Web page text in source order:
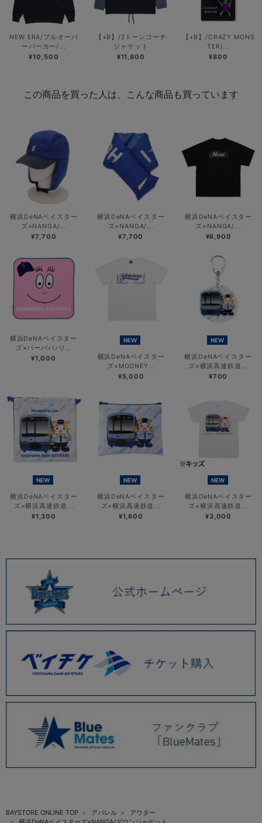
NEW ERA/プルオーバ
ーパーカー/...
¥10,500
【+B】/2トーンコーチ
ジャケット
¥11,800
【+B】/CRAZY MONS
TER/...
¥800
この商品を買った人は、こんな商品も買っています
横浜DeNAベイスター
ズ×NANGA/...
¥7,700
横浜DeNAベイスター
ズ×NANGA/...
¥7,700
横浜DeNAベイスター
ズ×NANGA/...
¥6,900
横浜DeNAベイスター
ズ×バーバパパ/...
¥1,000
NEW
横浜DeNAベイスター
ズ×MOONEY...
¥5,000
NEW
横浜DeNAベイスター
ズ×横浜高速鉄道...
¥700
NEW
横浜DeNAベイスター
ズ×横浜高速鉄道...
¥1,300
NEW
横浜DeNAベイスター
ズ×横浜高速鉄道...
¥1,600
NEW
横浜DeNAベイスター
ズ×横浜高速鉄道...
¥3,000
BAYSTORE ONLINE TOP アパレル
アウター